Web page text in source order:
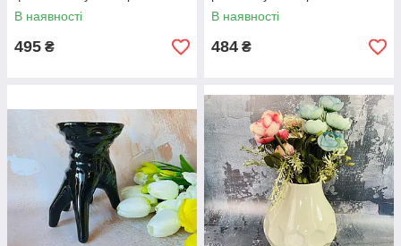
В наявності
495 ₴
В наявності
484 ₴